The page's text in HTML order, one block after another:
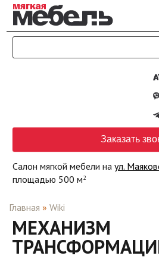
Перейти к основному содержанию
Заказать
Салон мягкой мебели наул.
площадью 500 м2
Главная » Wiki
МЕХАНИЗМ